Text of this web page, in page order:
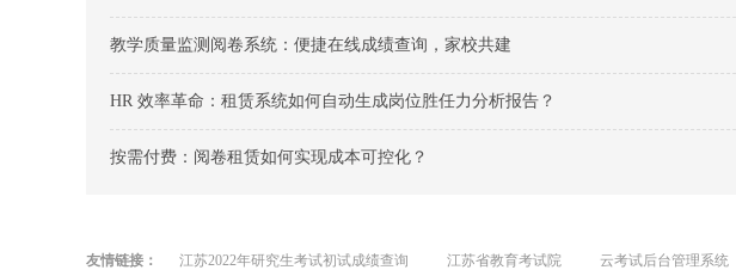
教学质量监测阅卷系统：便捷在线成绩查询，家校共建
HR 效率革命：租赁系统如何自动生成岗位胜任力分析报告？
按需付费：阅卷租赁如何实现成本可控化？
友情链接： 江苏2022年研究生考试初试成绩查询 江苏省教育考试院 云考试后台管理系统